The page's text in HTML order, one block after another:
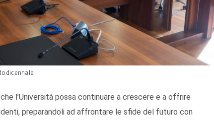
l’Università possa continuare a crescere e a offrire
preparandoli ad affrontare le sfide del futuro con